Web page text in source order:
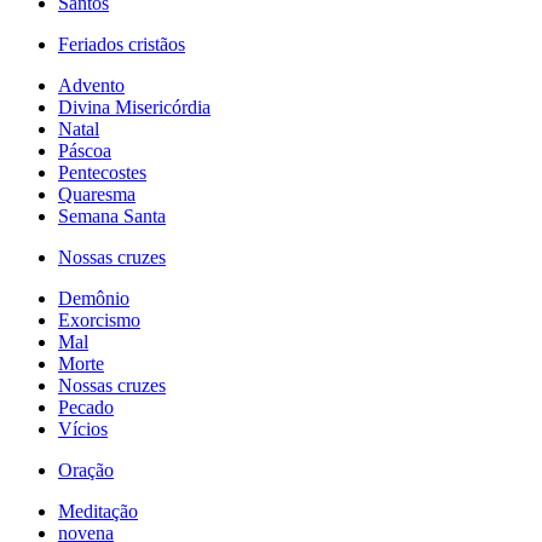
Feriados cristãos
Advento
Divina Misericórdia
Natal
Páscoa
Pentecostes
Quaresma
Semana Santa
Nossas cruzes
Demônio
Exorcismo
Mal
Morte
Nossas cruzes
Pecado
Vícios
Oração
Meditação
novena